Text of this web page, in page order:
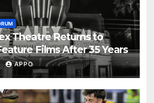
Theatre Returns to
Films After 35 Years
APPO